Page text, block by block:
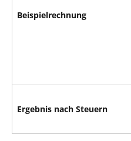
Beispielrechnung
Ergebnis nach Steuern